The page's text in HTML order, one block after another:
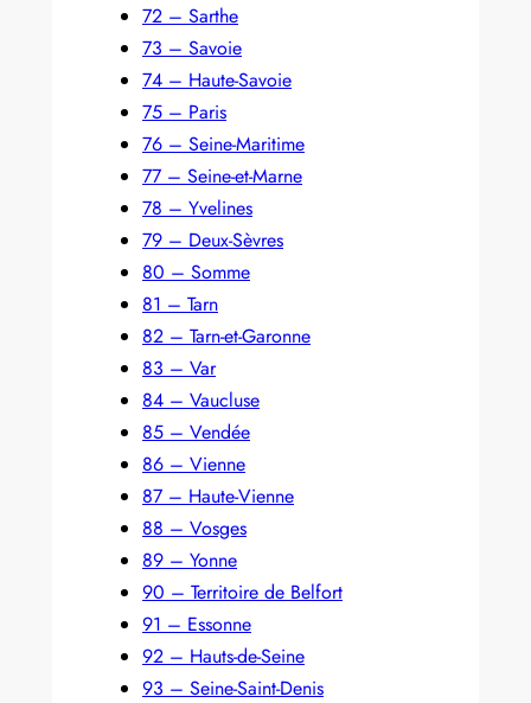
72 – Sarthe
73 – Savoie
74 – Haute-Savoie
75 – Paris
76 – Seine-Maritime
77 – Seine-et-Marne
78 – Yvelines
79 – Deux-Sèvres
80 – Somme
81 – Tarn
82 – Tarn-et-Garonne
83 – Var
84 – Vaucluse
85 – Vendée
86 – Vienne
87 – Haute-Vienne
88 – Vosges
89 – Yonne
90 – Territoire de Belfort
91 – Essonne
92 – Hauts-de-Seine
93 – Seine-Saint-Denis